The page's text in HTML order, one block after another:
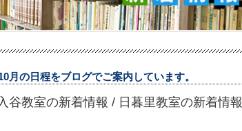
の日程をブログでご案内しています。
谷教室の新着情報 / 日暮里教室の新着情報